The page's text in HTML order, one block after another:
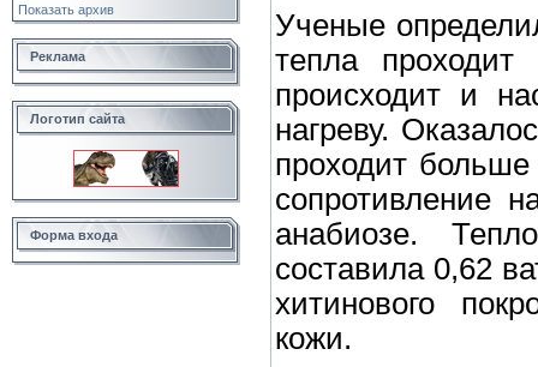
Показать архив
Реклама
Логотип сайта
Форма входа
Ученые
тепла проходит
происходит и
нагреву.
проходит
сопротивление
анабиозе.
составила 0,62
хитинового
кожи.